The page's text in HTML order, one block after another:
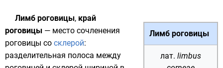
Лимб роговицы
лат. limbus
Лимб роговицы, край
роговицы — место сочленения
роговицы со склерой:
разделительная полоса между